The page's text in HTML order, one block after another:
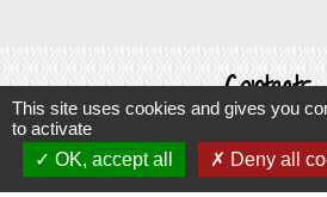
Contacts
Place du Champ-
This site uses cookies and gives you
to activate
OK, accept all
Deny all